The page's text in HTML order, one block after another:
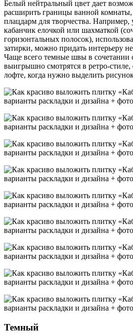
Белый нейтральный цвет дает
расширить границы ванной
плацдарм для творчества.
кабанчик елочкой или шахматкой
горизонтальных полосок),
затирки, можно придать интерьеру
Чаще всего темные швы в сочетании
выигрышно смотрятся в ретро-
лофте, когда нужно выделить
Темный